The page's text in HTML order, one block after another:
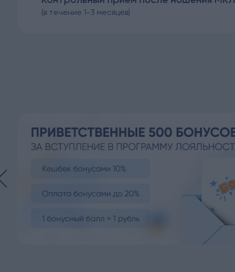
(в течение 1-3 месяцев)